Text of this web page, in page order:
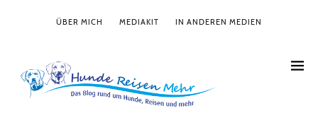
ÜBER MICH MEDIAKIT IN ANDEREN MEDIEN